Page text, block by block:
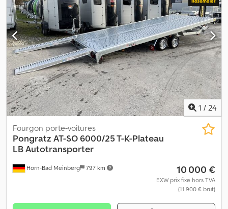
INFORMATIONS ACCESSOIRES SANS GARANTIE, sous réserve de
modifications, de vente intermédiaire et d’erreurs !
1 / 24
Horn-Bad Meinberg 797 km
Fourgon porte-voitures
Pongratz AT-SO 6000/25 T-K-Plateau
LB Autotransporter
10 000 €
EXW prix fixe hors TVA
(11 900 € brut)